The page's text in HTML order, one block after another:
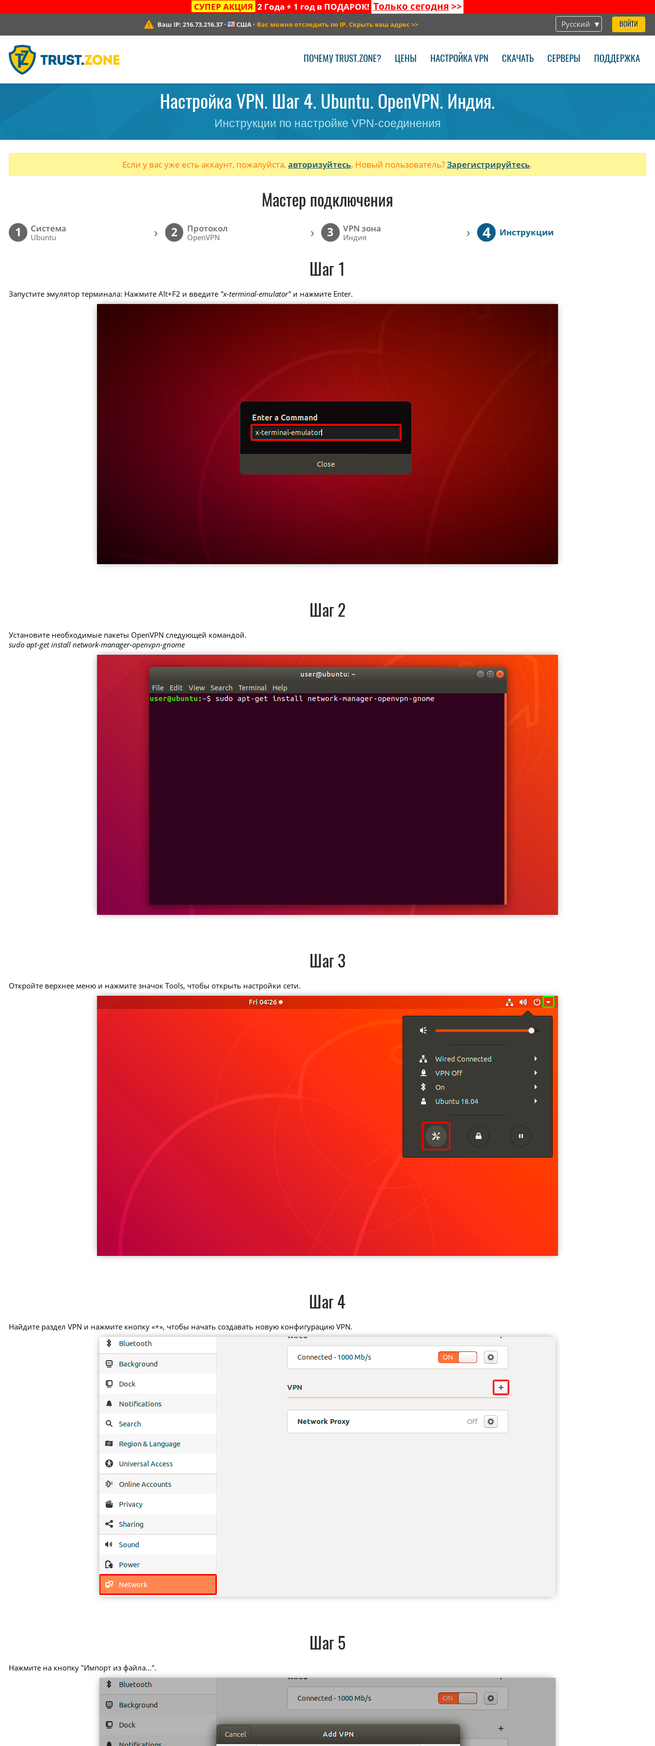
СУПЕР АКЦИЯ 2 Года + 1 год в ПОДАРОК! Только сегодня >>
Русский ВОЙТИ
Ваш IP: 216.73.216.37· США · Вас можно отследить по IP. Скрыть ваш адрес >>
ПОЧЕМУ TRUST.ZONE? ЦЕНЫ НАСТРОЙКА VPN СКАЧАТЬ СЕРВЕРЫ ПОДДЕРЖКА
Настройка VPN. Шаг 4. Ubuntu. OpenVPN. Индия.
Инструкции по настройке VPN-соединения
Если у вас уже есть аккаунт, пожалуйста,авторизуйтесь. Новый пользователь?Зарегистрируйтесь.
Мастер подключения
1 Cистема
Ubuntu › 2 Протокол
OpenVPN › 3 VPN зона
Индия › 4 Инструкции
Шаг 1
Запустите эмулятор терминала: Нажмите Alt+F2 и введите "x-terminal-emulator" и нажмите Enter.
Шаг 2
Установите необходимые пакеты OpenVPN следующей командой.
sudo apt-get install network-manager-openvpn-gnome
Шаг 3
Откройте верхнее меню и нажмите значок Tools, чтобы открыть настройки сети.
Шаг 4
Найдите раздел VPN и нажмите кнопку «+», чтобы начать создавать новую конфигурацию VPN.
Шаг 5
Нажмите на кнопку "Импорт из файла...".